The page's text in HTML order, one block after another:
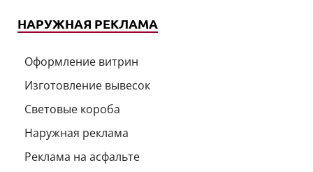
НАРУЖНАЯ РЕКЛАМА
Оформление витрин
Изготовление вывесок
Световые короба
Наружная реклама
Реклама на асфальте